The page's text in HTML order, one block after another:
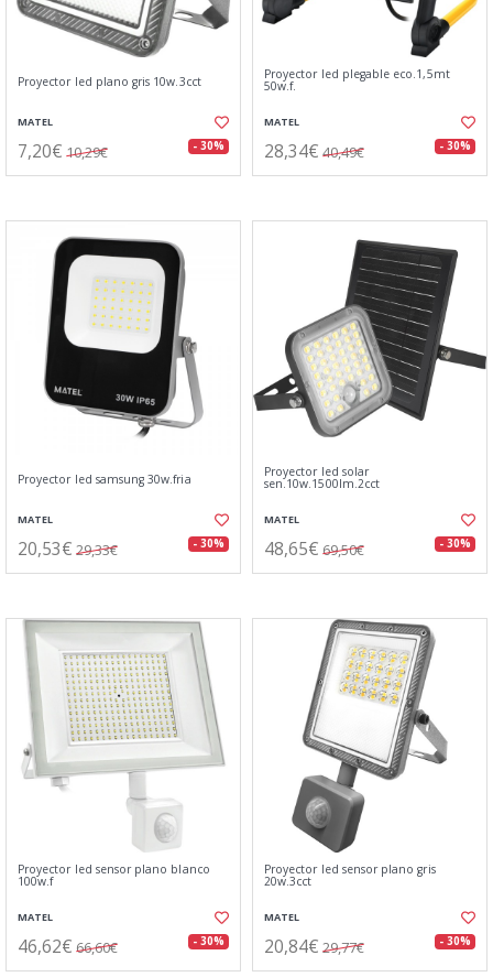
Proyector led plano gris 10w.3cct
MATEL
7,20€ 10,29€ - 30%
Proyector led plegable eco.1,5mt
50w.f.
MATEL
28,34€ 40,49€ - 30%
Proyector led samsung 30w.fria
MATEL
20,53€ 29,33€ - 30%
Proyector led solar
sen.10w.1500lm.2cct
MATEL
48,65€ 69,50€ - 30%
Proyector led sensor plano blanco
100w.f
MATEL
46,62€ 66,60€ - 30%
Proyector led sensor plano gris
20w.3cct
MATEL
20,84€ 29,77€ - 30%